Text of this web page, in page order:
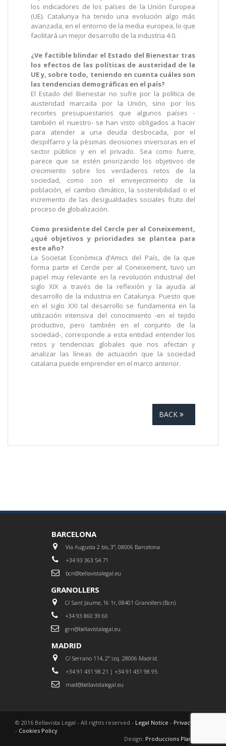
los indicadores de los países de la Unión Europea
(UE). Catalunya ha tenido una evolución algo más
avanzada, en el entorno de la media europea, lo que
facilitará un mejor desarrollo de la industria 4.0.
¿Ve factible blindar el Estado del Bienestar tras
los efectos de las políticas de austeridad de la
UE y, sobre todo, teniendo en cuenta cuáles son
las tendencias demográficas en el país?
El Estado del Bienestar no sufre por la política de
austeridad marcada por la Unión, sino por los
recortes presupuestarios que algunos países -
también el nuestro- se han visto obligados a hacer
para atender a una deuda desbocada, por el
despilfarro y la pésimas decisiones inversoras en el
sector público y en el privado. Sea como fuere,
parece que se estén priorizando los objetivos de
crecimiento sobre los verdaderos retos de la
sociedad, como son el envejecimiento de la
población, el cambio climático, la sostenibilidad o el
incremento de las desigualdades sociales fruto del
proceso de globalización.
Como presidente del Cercle per al Coneixement,
¿qué objetivos y prioridades se plantea para
este año?
La Societat Econòmica d’Amics del País, de la que
forma parte el Cercle per al Coneixement, tuvo un
papel muy relevante en la revolución industrial del
siglo XIX a través de la reflexión y la ayuda al
desarrollo de la industria en Catalunya. Puesto que
en el siglo XXI tal desarrollo se fundamenta en la
utilización intensiva del conocimiento -en el tejido
productivo, pero también en el conjunto de la
sociedad-, corresponde a esta entidad entender los
retos y tendencias globales que nos afectan y
analizar las líneas de actuación que la sociedad
catalana puede emprender en el marco anterior.
BACK
BARCELONA
Via Augusta 2 bis, 3º, 08006 Barcelona
+34 93 363 54 71
bcn@bellavistalegal.eu
GRANOLLERS
C/ Sant Jaume, 16 1r, 08401 Granollers (Bcn)
+34 93 860 39 60
grn@bellavistalegal.eu
MADRID
C/ Serrano 114, 2º izq. 28006 Madrid.
+34 91 431 98 21 | +34 91 431 98 95
mad@bellavistalegal.eu
© 2016 Bellavista Legal - All rights reserved - Legal Notice - Privacy Policy
- Cookies Policy
Design: Produccions Planetàries